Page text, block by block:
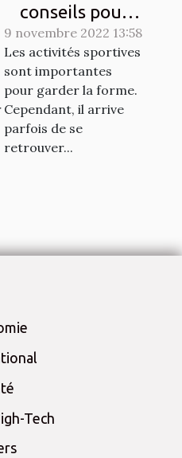
conseils pour
lutter contre les
courbatures
engendrées par
le sport
9 novembre 2022 13:58
Les activités sportives
sont importantes
pour garder la forme.
Cependant, il arrive
parfois de se
retrouver...
Tech